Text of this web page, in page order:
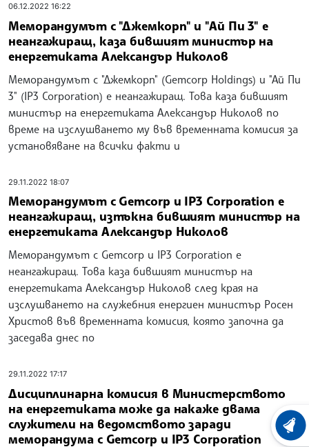
06.12.2022 16:22
Меморандумът с "Джемкорп" и "Ай Пи 3" е
неангажиращ, каза бившият министър на
енергетиката Александър Николов
Меморандумът с "Джемкорп" (Gemcorp Holdings) и "Ай Пи
3" (IP3 Corporation) е неангажиращ. Това каза бившият
министър на енергетиката Александър Николов по
време на изслушването му във временната комисия за
установяване на всички факти и
29.11.2022 18:07
Меморандумът с Gemcorp и IP3 Corporation е
неангажиращ, изтъкна бившият министър на
енергетиката Александър Николов
Меморандумът с Gemcorp и IP3 Corporation е
неангажиращ. Това каза бившият министър на
енергетиката Александър Николов след края на
изслушването на служебния енергиен министър Росен
Христов във временната комисия, която започна да
заседава днес по
29.11.2022 17:17
Дисциплинарна комисия в Министерството
на енергетиката може да накаже двама
служители на ведомството заради
меморандума с Gemcorp и IP3 Corporation